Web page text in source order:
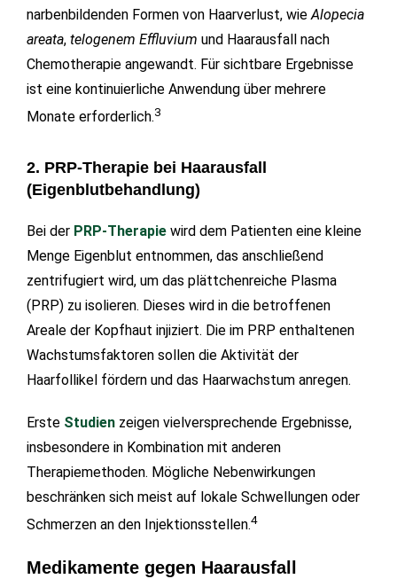
narbenbildenden Formen von Haarverlust, wieAlopecia
areata, telogenem Effluvium und Haarausfall nach
Chemotherapie angewandt. Für sichtbare Ergebnisse
ist eine kontinuierliche Anwendung über mehrere
Monate erforderlich.3
2. PRP-Therapie bei Haarausfall
(Eigenblutbehandlung)
Bei der PRP-Therapie wird dem Patienten eine kleine
Menge Eigenblut entnommen, das anschließend
zentrifugiert wird, um das plättchenreiche Plasma
(PRP) zu isolieren. Dieses wird in die betroffenen
Areale der Kopfhaut injiziert. Die im PRP enthaltenen
Wachstumsfaktoren sollen die Aktivität der
Haarfollikel fördern und das Haarwachstum anregen.
Erste Studien zeigen vielversprechende Ergebnisse,
insbesondere in Kombination mit anderen
Therapiemethoden. Mögliche Nebenwirkungen
beschränken sich meist auf lokale Schwellungen oder
Schmerzen an den Injektionsstellen.4
Medikamente gegen Haarausfall